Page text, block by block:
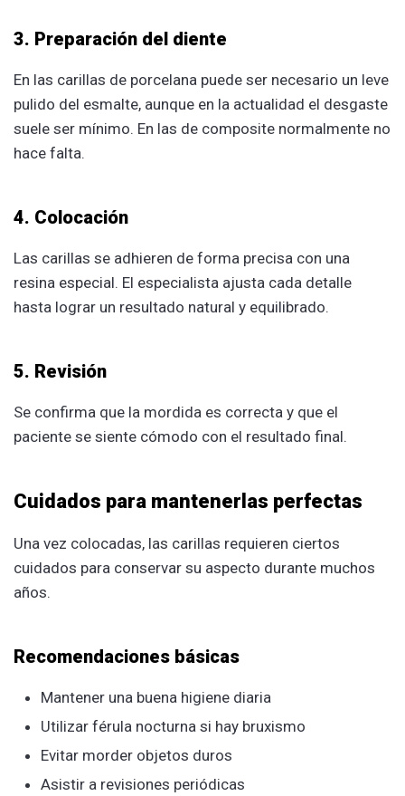
3. Preparación del diente
En las carillas de porcelana puede ser necesario un leve
pulido del esmalte, aunque en la actualidad el desgaste
suele ser mínimo. En las de composite normalmente no
hace falta.
4. Colocación
Las carillas se adhieren de forma precisa con una
resina especial. El especialista ajusta cada detalle
hasta lograr un resultado natural y equilibrado.
5. Revisión
Se confirma que la mordida es correcta y que el
paciente se siente cómodo con el resultado final.
Cuidados para mantenerlas perfectas
Una vez colocadas, las carillas requieren ciertos
cuidados para conservar su aspecto durante muchos
años.
Recomendaciones básicas
Mantener una buena higiene diaria
Utilizar férula nocturna si hay bruxismo
Evitar morder objetos duros
Asistir a revisiones periódicas